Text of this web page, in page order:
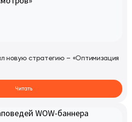
новую стратегию – «Оптимизация
Читать